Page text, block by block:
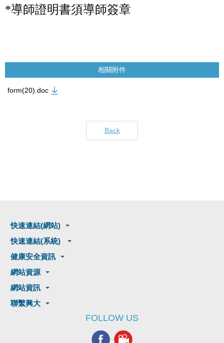
*導師證明書須導師簽章
相關附件
form(20).doc
Back
快速連結(網站)
快速連結(系統)
健康安全資訊
網站資源
網站資訊
聯繫興大
FOLLOW US